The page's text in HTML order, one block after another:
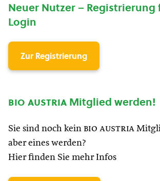
Neuer Nutzer – Registrierung
Login
Zur Registrierung
bio austria Mitglied werden!
Sie sind noch kein bio austria
aber eines werden?
Hier finden Sie mehr Infos